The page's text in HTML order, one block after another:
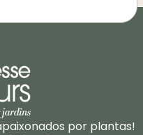
por plantas!